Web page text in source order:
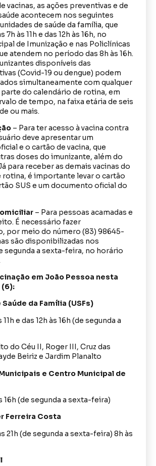
vacinas, as ações preventivas e de
acontecem nos seguintes
de saúde da família, que
7h às 11h e das 12h às 16h, no
de Imunização e nas Policlínicas
atendem no período das 8h às 16h.
disponíveis das
(Covid-19 ou dengue) podem
simultaneamente com qualquer
do calendário de rotina, em
de tempo, na faixa etária de seis
ou mais.
– Para ter acesso à vacina contra
deve apresentar um
e o cartão de vacina, que
doses do imunizante, além do
para receber as demais vacinas do
rotina, é importante levar o cartão
SUS e um documento oficial do
– Para pessoas acamadas e
É necessário fazer
por meio do número (83) 98645-
são disponibilizadas nos
segunda a sexta-feira, no horário
em João Pessoa nesta
da Família (USFs)
e das 12h às 16h (de segunda a
do Céu II, Roger III, Cruz das
Beiriz e Jardim Planalto
e Centro Municipal de
16h (de segunda a sexta-feira)
Ferreira Costa
21h (de segunda a sexta-feira) 8h às